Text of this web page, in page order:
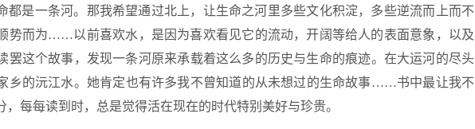
都是一条河。那我希望通过北上，让生命之河里多些文化积淀，多些逆流而上而不
势而为……以前喜欢水，是因为喜欢看见它的流动，开阔等给人的表面意象，以及
罢这个故事，发现一条河原来承载着这么多的历史与生命的痕迹。在大运河的尽头
乡的沅江水。她肯定也有许多我不曾知道的从未想过的生命故事……书中最让我不
每每读到时，总是觉得活在现在的时代特别美好与珍贵。